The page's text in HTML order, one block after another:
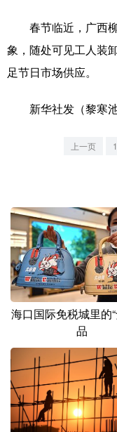
彩票
公益
辽宁
浙江
山东
广东
陕西
新疆
春节临近，广西柳
象，随处可见工人装
足节日市场供应。
新华社发（黎寒池
上一页 1
海口国际免税城里的
品